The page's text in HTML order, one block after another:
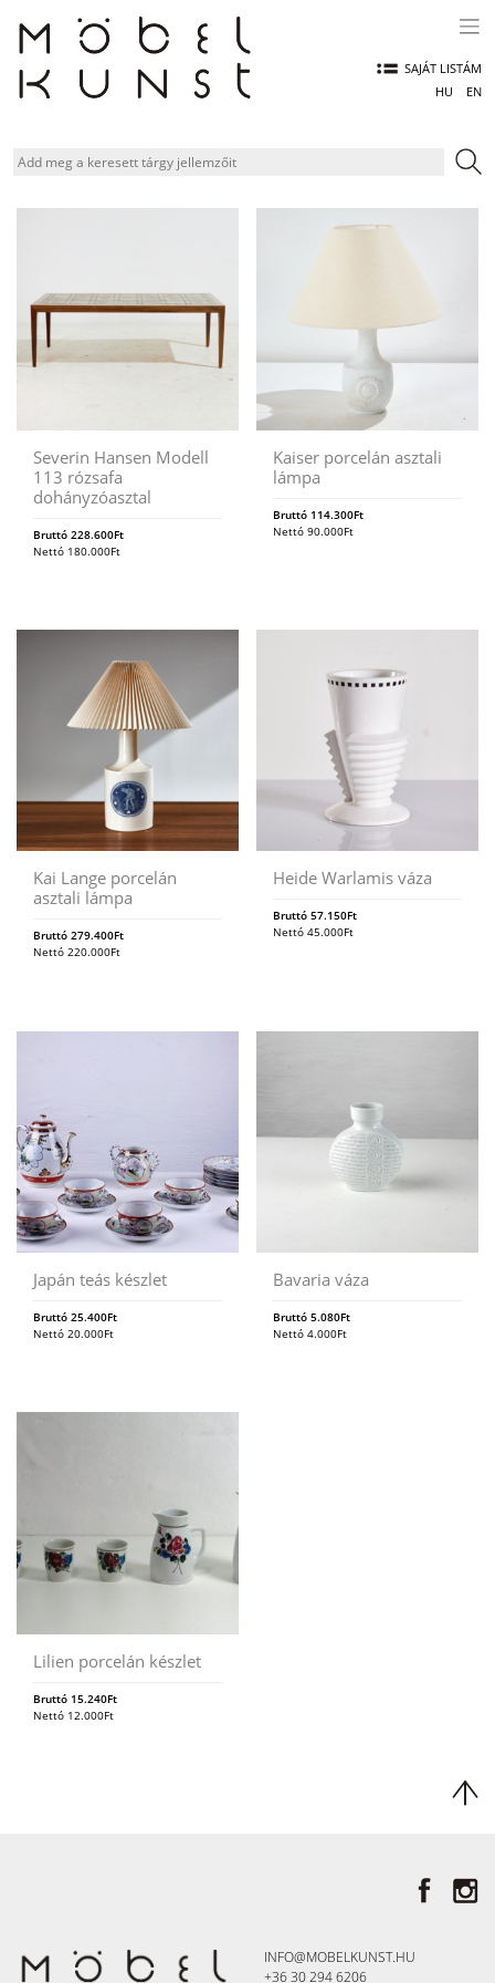
content
SAJÁT LISTÁM
HU
EN
Severin Hansen Modell
113 rózsafa
dohányzóasztal
Bruttó 228.600Ft
Nettó 180.000Ft
Kaiser porcelán asztali
lámpa
Bruttó 114.300Ft
Nettó90.000Ft
Kai Lange porcelán
asztali lámpa
Bruttó 279.400Ft
Nettó 220.000Ft
Heide Warlamis váza
Bruttó57.150Ft
Nettó45.000Ft
Japán teás készlet
Bruttó 25.400Ft
Nettó 20.000Ft
Bavaria váza
Bruttó5.080Ft
Nettó4.000Ft
Lilien porcelán készlet
Bruttó 15.240Ft
Nettó 12.000Ft
INFO@MOBELKUNST.HU
+36 30 294 6206